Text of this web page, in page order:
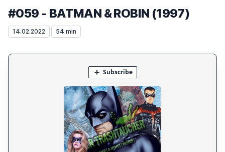
#059 - BATMAN & ROBIN (1997)
14.02.2022 54 min